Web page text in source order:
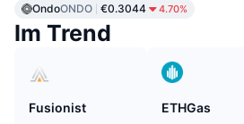
OndoONDO €0.3044 4.70%
Im Trend
Fusionist
ETHGas